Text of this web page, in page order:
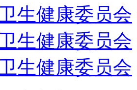
生健康委员会
生健康委员会
生健康委员会